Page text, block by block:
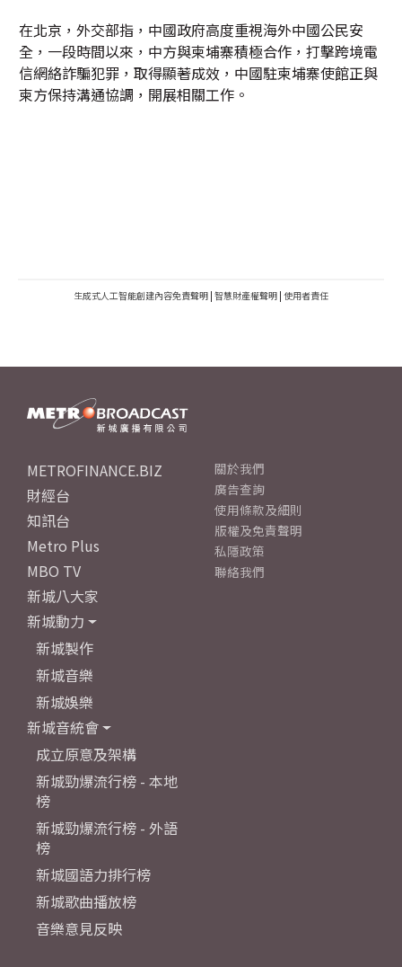
在北京，外交部指，中國政府高度重視海外中國公民安
全，一段時間以來，中方與柬埔寨積極合作，打擊跨境電
信網絡詐騙犯罪，取得顯著成效，中國駐柬埔寨使館正與
柬方保持溝通協調，開展相關工作。
生成式人工智能創建內容免責聲明 | 智慧財產權聲明 | 使用者責任
METROFINANCE.BIZ
財經台
知訊台
Metro Plus
MBO TV
新城八大家
新城動力
新城製作
新城音樂
新城娛樂
新城音統會
成立原意及架構
新城勁爆流行榜 - 本地
榜
新城勁爆流行榜 - 外語
榜
新城國語力排行榜
新城歌曲播放榜
音樂意見反映
關於我們
廣告查詢
使用條款及細則
版權及免責聲明
私隱政策
聯絡我們